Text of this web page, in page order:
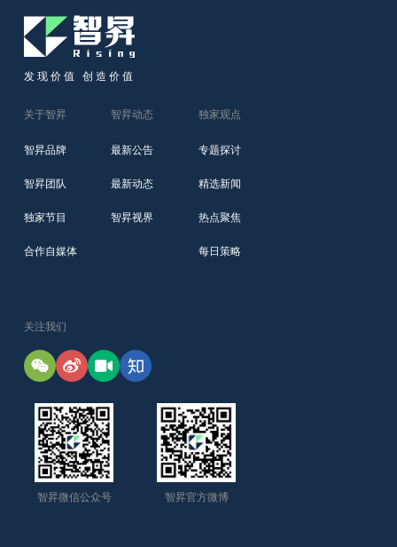
发现价值 创造价值
关于智昇
智昇品牌
智昇团队
独家节目
合作自媒体
智昇动态
最新公告
最新动态
智昇视界
独家观点
专题探讨
精选新闻
热点聚焦
每日策略
关注我们
智昇微信公众号 智昇官方微博